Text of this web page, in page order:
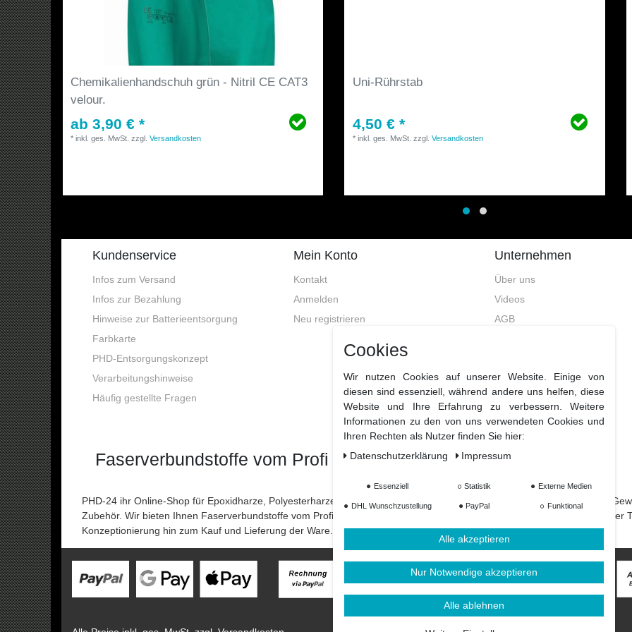
Chemikalienhandschuh grün - Nitril CE CAT3
velour.
ab 3,90 € *
*inkl. ges. MwSt. zzgl.Versandkosten
Uni-Rührstab
4,50 € *
* inkl. ges. MwSt. zzgl. Versandkosten
Kundenservice
Infos zum Versand
Infos zur Bezahlung
Hinweise zur Batterieentsorgung
Farbkarte
PHD-Entsorgungskonzept
Verarbeitungshinweise
Häufig gestellte Fragen
Mein Konto
Kontakt
Anmelden
Neu registrieren
Unternehmen
Über uns
Videos
AGB
Widerrufsformular
Impressum
Widerruf erklären
Faserverbundstoffe vom Profi
PHD-24 ihr Online-Shop für Epoxidharze, Polyesterharze und Polyurethanharze und einer großen Auswahl an Fasern,
Zubehör. Wir bieten Ihnen Faserverbundstoffe vom Profi für individuelle Lösungen und unterschiedliche Ansprüche, unser
Konzeptionierung hin zum Kauf und Lieferung der Ware.
Cookies
Wir nutzen Cookies auf unserer Website. Einige von
diesen sind essenziell, während andere uns helfen, diese
Website und Ihre Erfahrung zu verbessern. Weitere
Informationen zu den von uns verwendeten Cookies und
Ihren Rechten als Nutzer finden Sie hier:
Daten­schutz­erklärung
Impressum
Essenziell Statistik Externe Medien
DHL Wunschzustellung PayPal Funktional
Alle akzeptieren
Nur Notwendige akzeptieren
Alle ablehnen